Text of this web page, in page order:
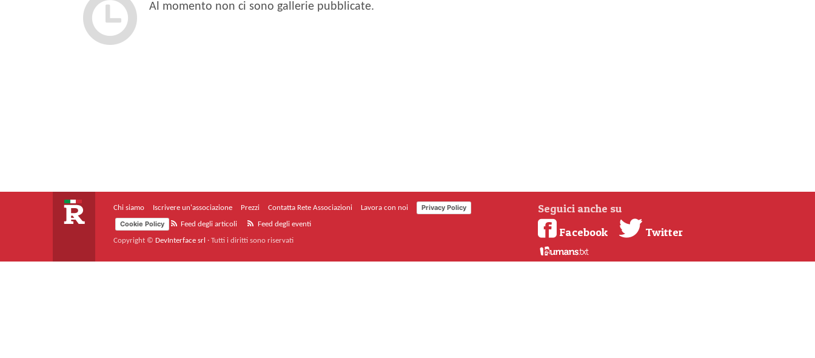
Al momento non ci sono gallerie pubblicate.
Chi siamo Iscrivere un'associazione Prezzi Contatta Rete Associazioni Lavora con noi
Privacy Policy
Cookie Policy
Feed degli articoli Feed degli eventi
Copyright © DevInterface srl · Tutti i diritti sono riservati
Seguici anche su
Facebook
Twitter